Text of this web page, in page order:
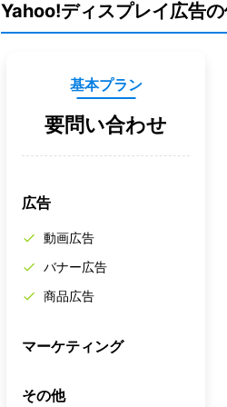
Yahoo!ディスプレイ広告
基本プラン
要問い合わせ
広告
動画広告
バナー広告
商品広告
マーケティング
その他